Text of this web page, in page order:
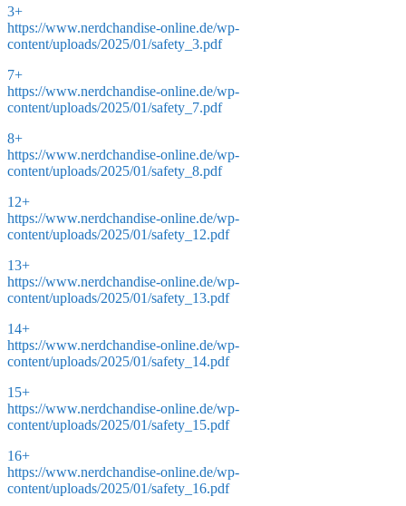
3+
https://www.nerdchandise-online.de/wp-
content/uploads/2025/01/safety_3.pdf
7+
https://www.nerdchandise-online.de/wp-
content/uploads/2025/01/safety_7.pdf
8+
https://www.nerdchandise-online.de/wp-
content/uploads/2025/01/safety_8.pdf
12+
https://www.nerdchandise-online.de/wp-
content/uploads/2025/01/safety_12.pdf
13+
https://www.nerdchandise-online.de/wp-
content/uploads/2025/01/safety_13.pdf
14+
https://www.nerdchandise-online.de/wp-
content/uploads/2025/01/safety_14.pdf
15+
https://www.nerdchandise-online.de/wp-
content/uploads/2025/01/safety_15.pdf
16+
https://www.nerdchandise-online.de/wp-
content/uploads/2025/01/safety_16.pdf